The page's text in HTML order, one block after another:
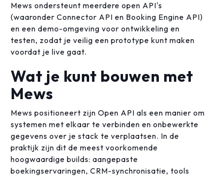
Mews ondersteunt meerdere open API's
(waaronder Connector API en Booking Engine API)
en een demo-omgeving voor ontwikkeling en
testen, zodat je veilig een prototype kunt maken
voordat je live gaat.
Wat je kunt bouwen met
Mews
Mews positioneert zijn Open API als een manier om
systemen met elkaar te verbinden en onbewerkte
gegevens over je stack te verplaatsen. In de
praktijk zijn dit de meest voorkomende
hoogwaardige builds: aangepaste
boekingservaringen, CRM-synchronisatie, tools